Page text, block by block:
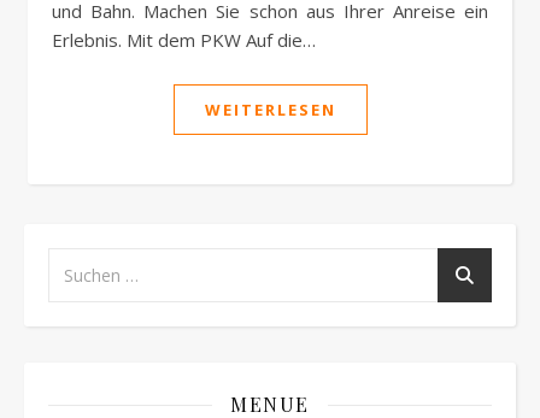
und Bahn. Machen Sie schon aus Ihrer Anreise ein
Erlebnis. Mit dem PKW Auf die…
WEITERLESEN
MENUE